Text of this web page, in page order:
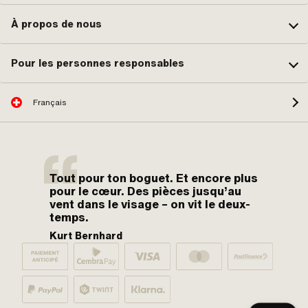
À propos de nous
Pour les personnes responsables
Français
Tout pour ton boguet. Et encore plus
pour le cœur. Des pièces jusqu’au
vent dans le visage – on vit le deux-
temps.
Kurt Bernhard